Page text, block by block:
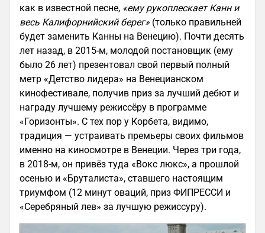
как в известной песне, «ему рукоплескает Канн и
весь Калифорнийский берег» (только правильней
будет заменить Канны на Венецию). Почти десять
лет назад, в 2015-м, молодой постановщик (ему
было 26 лет) презентовал свой первый полный
метр «Детство лидера» на Венецианском
кинофестивале, получив приз за лучший дебют и
награду лучшему режиссёру в программе
«Горизонты». С тех пор у Корбета, видимо,
традиция — устраивать премьеры своих фильмов
именно на киносмотре в Венеции. Через три года,
в 2018-м, он привёз туда «Вокс люкс», а прошлой
осенью и «Бруталиста», ставшего настоящим
триумфом (12 минут оваций, приз ФИПРЕССИ и
«Серебряный лев» за лучшую режиссуру).